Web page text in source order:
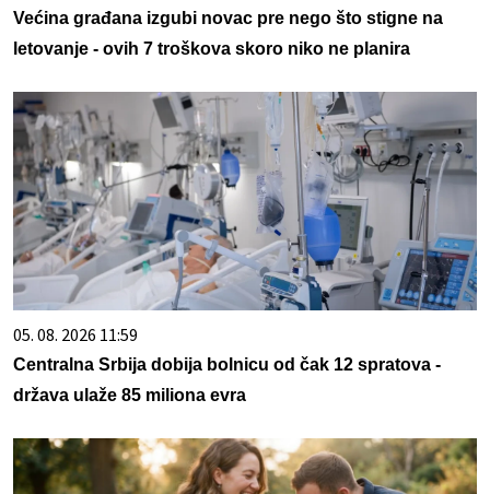
Većina građana izgubi novac pre nego što stigne na
letovanje - ovih 7 troškova skoro niko ne planira
05. 08. 2026 11:59
Centralna Srbija dobija bolnicu od čak 12 spratova -
država ulaže 85 miliona evra